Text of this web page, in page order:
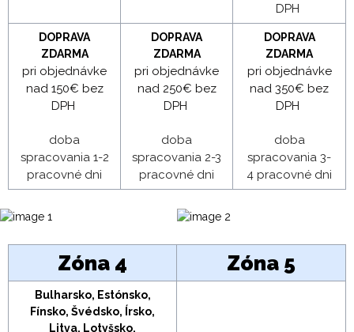
DPH
DOPRAVA
ZDARMA
pri objednávke
nad 150€ bez
DPH
doba
spracovania 1-2
pracovné dni
DOPRAVA
ZDARMA
pri objednávke
nad 250€ bez
DPH
doba
spracovania 2-3
pracovné dni
DOPRAVA
ZDARMA
pri objednávke
nad 350€ bez
DPH
doba
spracovania 3-
4 pracovné dni
Zóna 4 Zóna 5
Bulharsko, Estónsko,
Fínsko, Švédsko, Írsko,
Litva, Lotyšsko,